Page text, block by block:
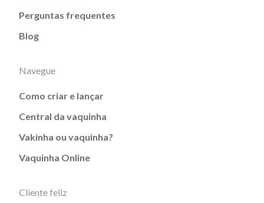
Perguntas frequentes
Blog
Navegue
Como criar e lançar
Central da vaquinha
Vakinha ou vaquinha?
Vaquinha Online
Cliente feliz